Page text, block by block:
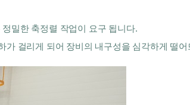
밀한 축정렬 작업이 요구 됩니다.
걸리게 되어 장비의 내구성을 심각하게 떨